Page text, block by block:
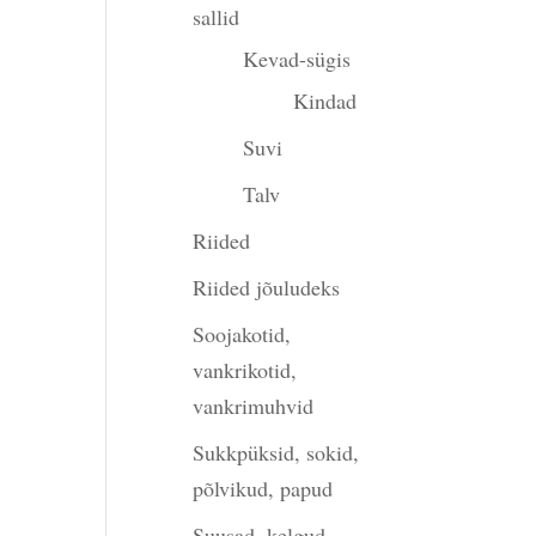
sallid
Kevad-sügis
Kindad
Suvi
Talv
Riided
Riided jõuludeks
Soojakotid,
vankrikotid,
vankrimuhvid
Sukkpüksid, sokid,
põlvikud, papud